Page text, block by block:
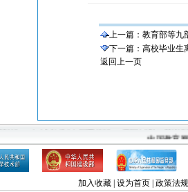
上一篇： 教育部等九
下一篇： 高校毕业生
返回上一页
中华人民共和国监察部
全国高教工委素
中国教育
加入收藏| 设为首页| 政策法规